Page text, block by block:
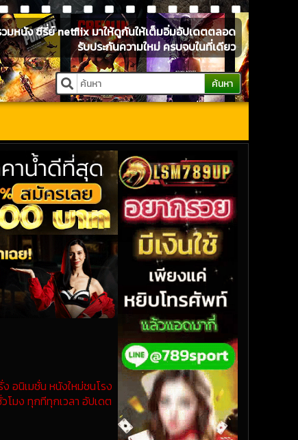
มหนัง ซีรี่ย์ netflix มาให้ดูกันให้เต็มอิ่มอัปเดตตลอด
รับประกันความใหม่ ครบจบในที่เดียว
ค้นหา
อนิเมชั่น หนังใหม่ชนโรง
โมง ทุกทีทุกเวลา อัปเดต